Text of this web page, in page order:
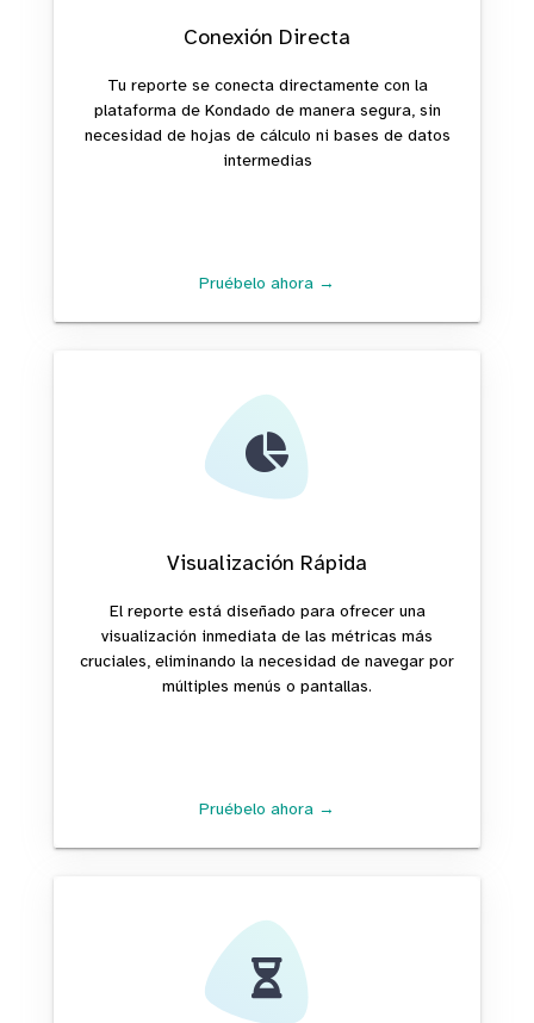
Conexión Directa
Tu reporte se conecta directamente con la
plataforma de Kondado de manera segura, sin
necesidad de hojas de cálculo ni bases de datos
intermedias
Pruébelo ahora →
Visualización Rápida
El reporte está diseñado para ofrecer una
visualización inmediata de las métricas más
cruciales, eliminando la necesidad de navegar por
múltiples menús o pantallas.
Pruébelo ahora →